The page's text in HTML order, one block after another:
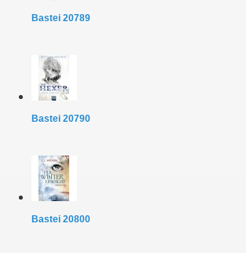
Bastei 20789
Bastei 20790
Bastei 20800